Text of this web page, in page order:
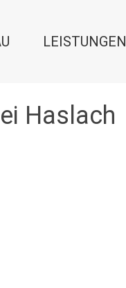
LEISTUNGEN
Haslach